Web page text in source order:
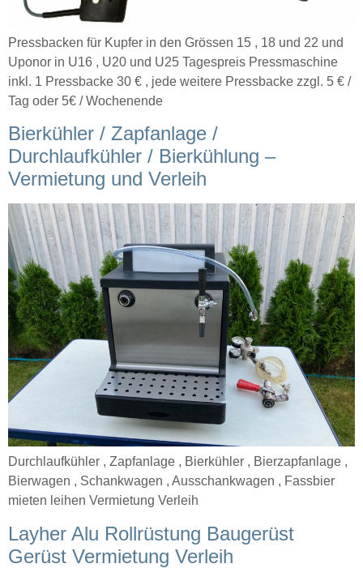
Pressbacken für Kupfer in den Grössen 15 , 18 und 22 und
Uponor in U16 , U20 und U25 Tagespreis Pressmaschine
inkl. 1 Pressbacke 30 € , jede weitere Pressbacke zzgl. 5 € /
Tag oder 5€ / Wochenende
Bierkühler / Zapfanlage /
Durchlaufkühler / Bierkühlung –
Vermietung und Verleih
Durchlaufkühler , Zapfanlage , Bierkühler , Bierzapfanlage ,
Bierwagen , Schankwagen , Ausschankwagen , Fassbier
mieten leihen Vermietung Verleih
Layher Alu Rollrüstung Baugerüst
Gerüst Vermietung Verleih